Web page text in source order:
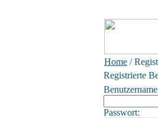
Home /
Registrierte
Passwort: